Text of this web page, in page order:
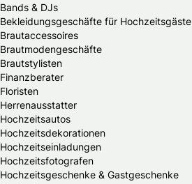
Bands & DJs
Bekleidungsgeschäfte für Hochzeitsgäste
Brautaccessoires
Brautmodengeschäfte
Brautstylisten
Finanzberater
Floristen
Herrenausstatter
Hochzeitsautos
Hochzeitsdekorationen
Hochzeitseinladungen
Hochzeitsfotografen
Hochzeitsgeschenke & Gastgeschenke